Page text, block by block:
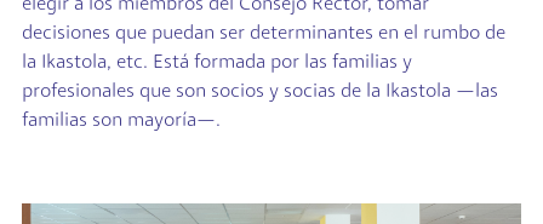
elegir a los miembros del Consejo Rector, tomar
decisiones que puedan ser determinantes en el rumbo de
la Ikastola, etc. Está formada por las familias y
profesionales que son socios y socias de la Ikastola —las
familias son mayoría—.